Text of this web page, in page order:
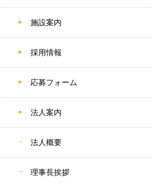
施設案内
採用情報
応募フォーム
法人案内
法人概要
理事長挨拶